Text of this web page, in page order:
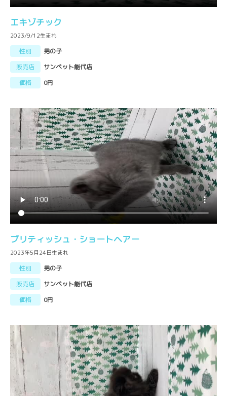
エキゾチック
2023/9/12生まれ
性別
男の子
販売店
サンペット能代店
価格
0円
ブリティッシュ・ショートヘアー
2023年5月24日生まれ
性別
男の子
販売店
サンペット能代店
価格
0円